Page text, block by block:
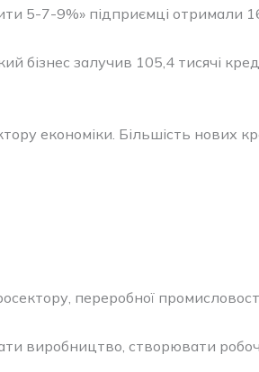
5-7-9%» підприємці отримали
бізнес залучив 105,4 тисячі
економіки. Більшість нових
переробної промисловості
виробництво, створювати